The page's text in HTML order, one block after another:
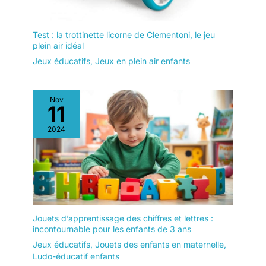
Test : la trottinette licorne de Clementoni, le jeu
plein air idéal
Jeux éducatifs, Jeux en plein air enfants
Nov
11
2024
Jouets d’apprentissage des chiffres et lettres :
incontournable pour les enfants de 3 ans
Jeux éducatifs, Jouets des enfants en maternelle,
Ludo-éducatif enfants